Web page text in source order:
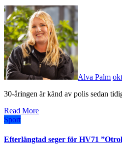
Alva Palm
30-åringen är känd av polis sedan
Read More
Sport
Efterlängtad seger för HV71